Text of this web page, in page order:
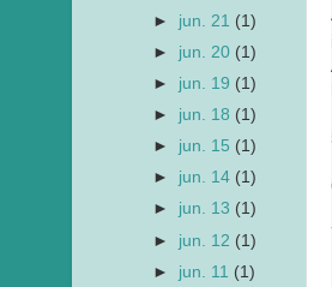
► jun. 21 (1)
► jun. 20 (1)
► jun. 19 (1)
► jun. 18 (1)
► jun. 15 (1)
► jun. 14 (1)
► jun. 13 (1)
► jun. 12 (1)
► jun. 11 (1)